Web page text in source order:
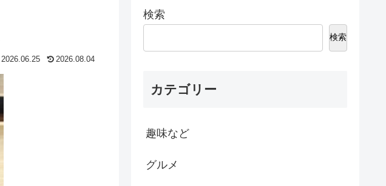
2026.06.25 2026.08.04
検索
検索
カテゴリー
趣味など
グルメ